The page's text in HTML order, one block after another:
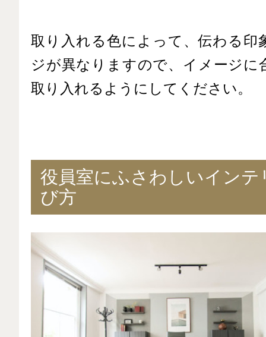
取り入れる色によって、伝わる印
ジが異なりますので、イメージに
取り入れるようにしてください。
役員室にふさわしいインテ
び方